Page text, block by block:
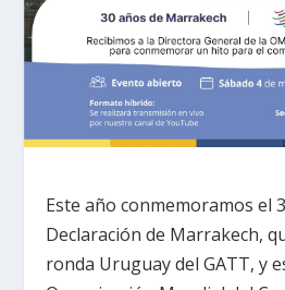
Este año conmemoramos el
Declaración de Marrakech,
ronda Uruguay del GATT, y